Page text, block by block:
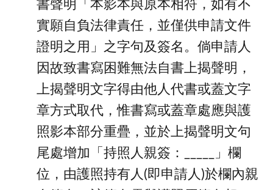
書聲明「本影本與原本相符，如有不
實願自負法律責任，並僅供申請文件
證明之用」之字句及簽名。倘申請人
因故致書寫困難無法自書上揭聲明，
上揭聲明文字得由他人代書或蓋文字
章方式取代，惟書寫或蓋章處應與護
照影本部分重疊，並於上揭聲明文句
尾處增加「持照人親簽：_____」欄
位，由護照持有人(即申請人)於欄內親